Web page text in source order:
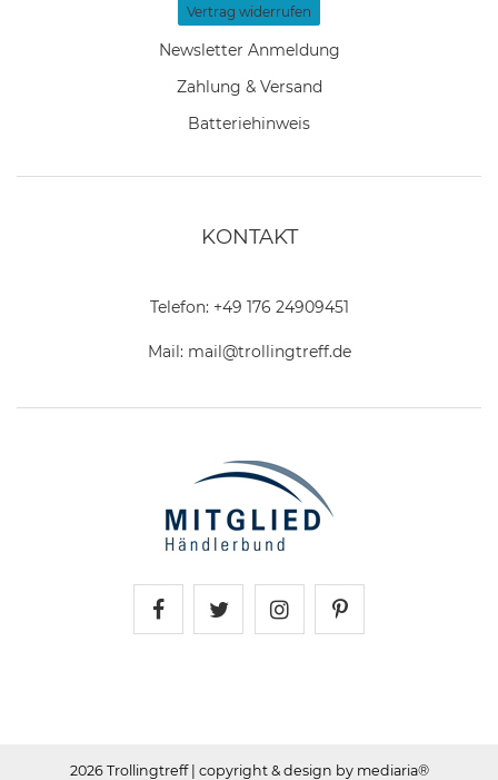
Vertrag widerrufen
Newsletter Anmeldung
Zahlung & Versand
Batteriehinweis
KONTAKT
Telefon: +49 176 24909451
Mail: mail@trollingtreff.de
2026 Trollingtreff | copyright & design by mediaria®